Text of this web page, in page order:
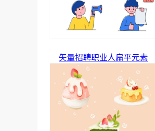
矢量招聘职业人扁平元素